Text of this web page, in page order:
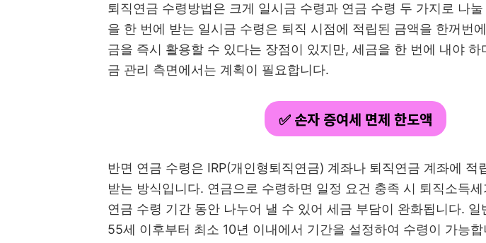
퇴직연금 수령방법은 크게 일시금 수령과 연금 수령 두 가지로 나
을 한 번에 받는 일시금 수령은 퇴직 시점에 적립된 금액을 한꺼번
금을 즉시 활용할 수 있다는 장점이 있지만, 세금을 한 번에 내야
금 관리 측면에서는 계획이 필요합니다.
✅ 손자 증여세 면제 한도액
반면 연금 수령은 IRP(개인형퇴직연금) 계좌나 퇴직연금 계좌에 적
받는 방식입니다. 연금으로 수령하면 일정 요건 충족 시 퇴직소득
연금 수령 기간 동안 나누어 낼 수 있어 세금 부담이 완화됩니다.
55세 이후부터 최소 10년 이내에서 기간을 설정하여 수령이 가능합